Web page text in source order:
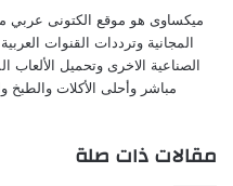
ميكساوى هو موقع الكتونى عربي
المجانية وترددات القنوات
الصناعية الاخرى وتحميل الألعاب
مباشر وأحلى الأكلات
مقالات ذات صلة